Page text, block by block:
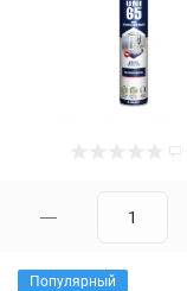
Популярный